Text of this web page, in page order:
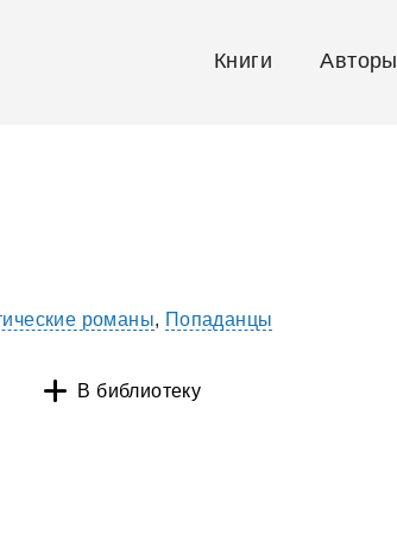
Книги Авторы
романы, Попаданцы
В библиотеку